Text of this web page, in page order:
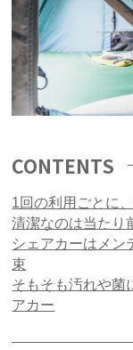
CONTENTS
1回の利用ごとに
清潔なのは当たり
シェアカーはメン
束
そもそも汚れや菌
アカー